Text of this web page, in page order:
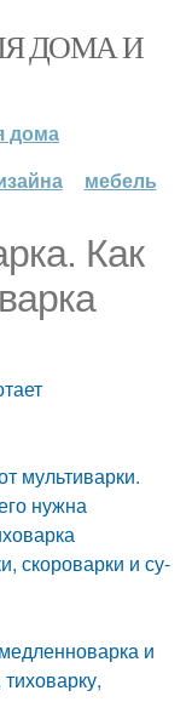
ДОМА И
дома
мебель
Как
мультиварки.
нужна
скороварки и су-
и